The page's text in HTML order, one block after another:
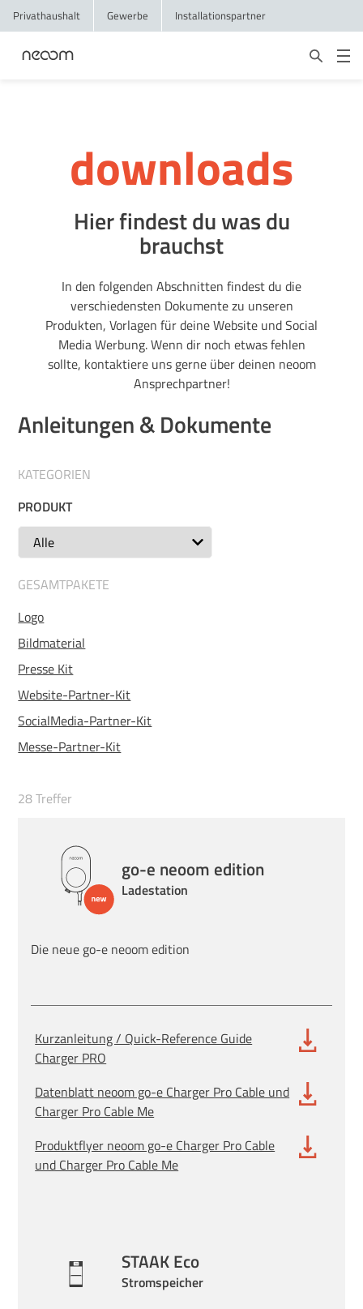
Privathaushalt Gewerbe Installationspartner
downloads
Hier findest du was du
brauchst
In den folgenden Abschnitten findest du die
verschiedensten Dokumente zu unseren
Produkten, Vorlagen für deine Website und Social
Media Werbung. Wenn dir noch etwas fehlen
sollte, kontaktiere uns gerne über deinen neoom
Ansprechpartner!
Anleitungen & Dokumente
KATEGORIEN
PRODUKT
GESAMTPAKETE
Logo
Bildmaterial
Presse Kit
Website-Partner-Kit
SocialMedia-Partner-Kit
Messe-Partner-Kit
28 Treffer
go-e neoom edition
Ladestation
Die neue go-e neoom edition
Kurzanleitung / Quick-Reference Guide
Charger PRO
Datenblatt neoom go-e Charger Pro Cable und
Charger Pro Cable Me
Produktflyer neoom go-e Charger Pro Cable
und Charger Pro Cable Me
STAAK Eco
Stromspeicher